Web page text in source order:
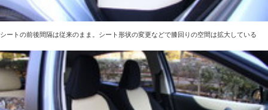
シートの前後間隔は従来のまま。シート形状の変更などで膝回りの空間は拡大している